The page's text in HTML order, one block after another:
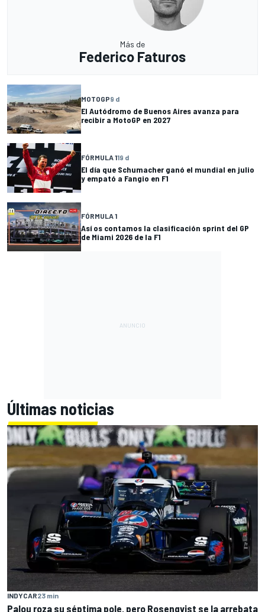
Más de
Federico Faturos
MOTOGP9 d
El Autódromo de Buenos Aires avanza para
recibir a MotoGP en 2027
FÓRMULA 119 d
El día que Schumacher ganó el mundial en julio
y empató a Fangio en F1
FÓRMULA 1
Así os contamos la clasificación sprint del GP
de Miami 2026 de la F1
Últimas noticias
INDYCAR23 min
Palou roza su séptima pole, pero Rosenqvist se la arrebata